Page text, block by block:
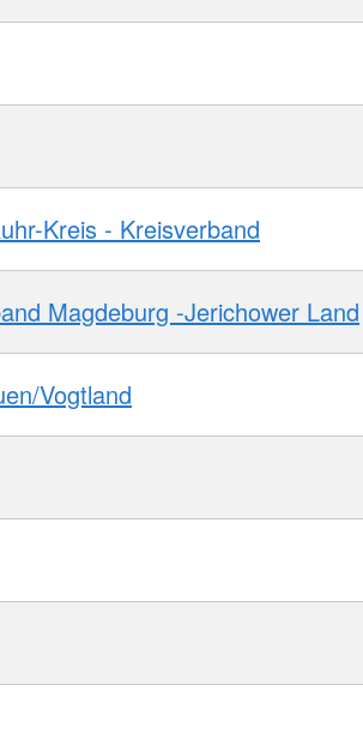
Kreis - Kreisverband
Magdeburg -Jerichower Land
Vogtland